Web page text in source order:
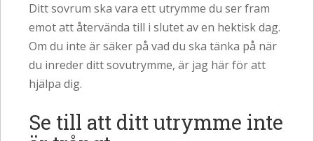
Ditt sovrum ska vara ett utrymme du ser fram
emot att återvända till i slutet av en hektisk dag.
Om du inte är säker på vad du ska tänka på när
du inreder ditt sovutrymme, är jag här för att
hjälpa dig.
Se till att ditt utrymme inte